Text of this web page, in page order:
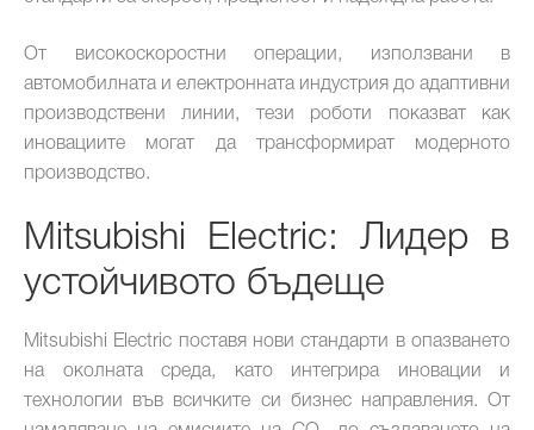
От високоскоростни операции, използвани в
автомобилната и електронната индустрия до адаптивни
производствени линии, тези роботи показват как
иновациите могат да трансформират модерното
производство.
Mitsubishi Electric: Лидер в
устойчивото бъдеще
Mitsubishi Electric поставя нови стандарти в опазването
на околната среда, като интегрира иновации и
технологии във всичките си бизнес направления. От